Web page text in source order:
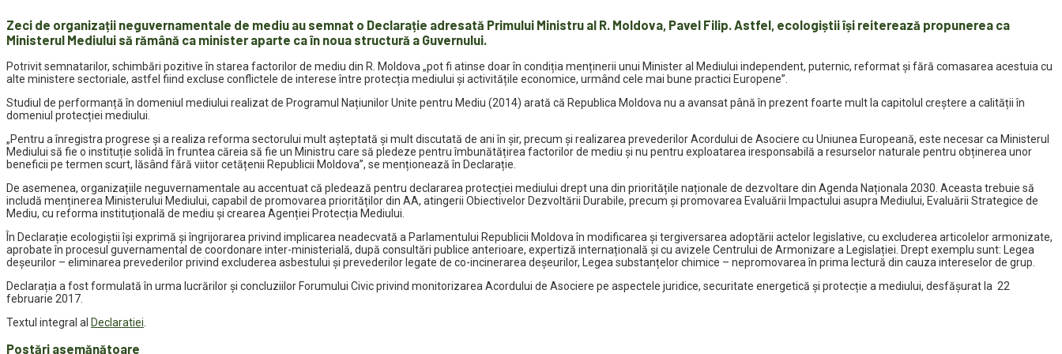
Zeci de organizații neguvernamentale de mediu au semnat o Declarație adresată Primului Ministru al R. Moldova, Pavel Filip. Astfel, ecologiștii își reiterează propunerea ca
Ministerul Mediului să rămână ca minister aparte ca în noua structură a Guvernului.
Potrivit semnatarilor, schimbări pozitive în starea factorilor de mediu din R. Moldova „pot fi atinse doar în condiția menținerii unui Minister al Mediului independent, puternic, reformat și fără comasarea acestuia cu
alte ministere sectoriale, astfel fiind excluse conflictele de interese între protecția mediului și activitățile economice, urmând cele mai bune practici Europene”.
Studiul de performanță în domeniul mediului realizat de Programul Națiunilor Unite pentru Mediu (2014) arată că Republica Moldova nu a avansat până în prezent foarte mult la capitolul creștere a calității în
domeniul protecției mediului.
„Pentru a înregistra progrese și a realiza reforma sectorului mult așteptată și mult discutată de ani în șir, precum și realizarea prevederilor Acordului de Asociere cu Uniunea Europeană, este necesar ca Ministerul
Mediului să fie o instituție solidă în fruntea căreia să fie un Ministru care să pledeze pentru îmbunătățirea factorilor de mediu și nu pentru exploatarea iresponsabilă a resurselor naturale pentru obținerea unor
beneficii pe termen scurt, lăsând fără viitor cetățenii Republicii Moldova”, se menționează în Declarație.
De asemenea, organizațiile neguvernamentale au accentuat că pledează pentru declararea protecției mediului drept una din prioritățile naționale de dezvoltare din Agenda Naționala 2030. Aceasta trebuie să
includă menținerea Ministerului Mediului, capabil de promovarea priorităților din AA, atingerii Obiectivelor Dezvoltării Durabile, precum și promovarea Evaluării Impactului asupra Mediului, Evaluării Strategice de
Mediu, cu reforma instituțională de mediu și crearea Agenției Protecția Mediului.
În Declarație ecologiștii își exprimă și îngrijorarea privind implicarea neadecvată a Parlamentului Republicii Moldova în modificarea și tergiversarea adoptării actelor legislative, cu excluderea articolelor armonizate,
aprobate în procesul guvernamental de coordonare inter-ministerială, după consultări publice anterioare, expertiză internațională și cu avizele Centrului de Armonizare a Legislației. Drept exemplu sunt: Legea
deșeurilor – eliminarea prevederilor privind excluderea asbestului și prevederilor legate de co-incinerarea deșeurilor, Legea substanțelor chimice – nepromovarea în prima lectură din cauza intereselor de grup.
Declarația a fost formulată în urma lucrărilor și concluziilor Forumului Civic privind monitorizarea Acordului de Asociere pe aspectele juridice, securitate energetică și protecție a mediului, desfășurat la 22
februarie 2017.
Textul integral al Declaratiei
Postări asemănătoare